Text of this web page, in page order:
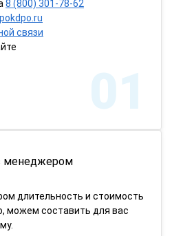
8 (800) 301-78-62
связи
01
менеджером
длительность и стоимость
можем составить для вас